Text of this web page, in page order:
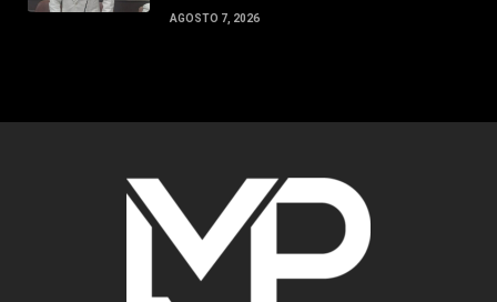
AGOSTO 7, 2026